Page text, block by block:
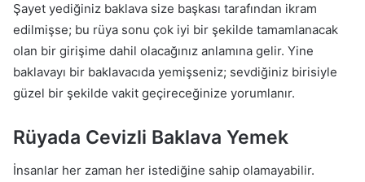
Şayet yediğiniz baklava size başkası tarafından ikram
edilmişse; bu rüya sonu çok iyi bir şekilde tamamlanacak
olan bir girişime dahil olacağınız anlamına gelir. Yine
baklavayı bir baklavacıda yemişseniz; sevdiğiniz birisiyle
güzel bir şekilde vakit geçireceğinize yorumlanır.
Rüyada Cevizli Baklava Yemek
İnsanlar her zaman her istediğine sahip olamayabilir.